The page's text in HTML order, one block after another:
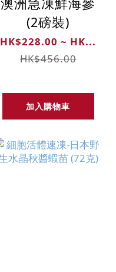
(2磅裝)
HK$228.00 ~ HK...
HK$456.00
加入購物車